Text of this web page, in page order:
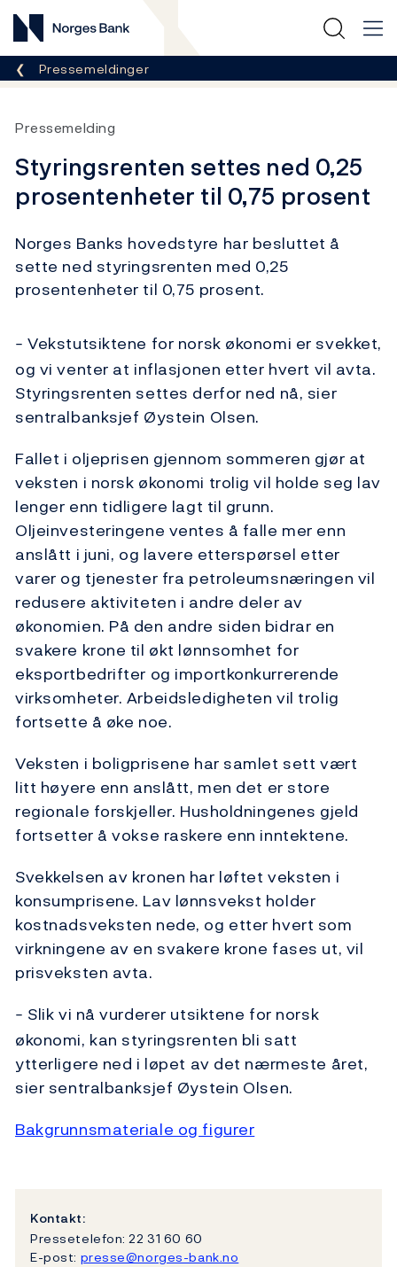
Norges Bank
Her er du nå:
Pressemeldinger
Pressemelding
Styringsrenten settes ned 0,25
prosentenheter til 0,75 prosent
Norges Banks hovedstyre har besluttet å
sette ned styringsrenten med 0,25
prosentenheter til 0,75 prosent.
– Vekstutsiktene for norsk økonomi er svekket,
og vi venter at inflasjonen etter hvert vil avta.
Styringsrenten settes derfor ned nå, sier
sentralbanksjef Øystein Olsen.
Fallet i oljeprisen gjennom sommeren gjør at
veksten i norsk økonomi trolig vil holde seg lav
lenger enn tidligere lagt til grunn.
Oljeinvesteringene ventes å falle mer enn
anslått i juni, og lavere etterspørsel etter
varer og tjenester fra petroleumsnæringen vil
redusere aktiviteten i andre deler av
økonomien. På den andre siden bidrar en
svakere krone til økt lønnsomhet for
eksportbedrifter og importkonkurrerende
virksomheter. Arbeidsledigheten vil trolig
fortsette å øke noe.
Veksten i boligprisene har samlet sett vært
litt høyere enn anslått, men det er store
regionale forskjeller. Husholdningenes gjeld
fortsetter å vokse raskere enn inntektene.
Svekkelsen av kronen har løftet veksten i
konsumprisene. Lav lønnsvekst holder
kostnadsveksten nede, og etter hvert som
virkningene av en svakere krone fases ut, vil
prisveksten avta.
– Slik vi nå vurderer utsiktene for norsk
økonomi, kan styringsrenten bli satt
ytterligere ned i løpet av det nærmeste året,
sier sentralbanksjef Øystein Olsen.
Bakgrunnsmateriale og figurer
Kontakt:
Pressetelefon: 22 31 60 60
E-post: presse@norges-bank.no